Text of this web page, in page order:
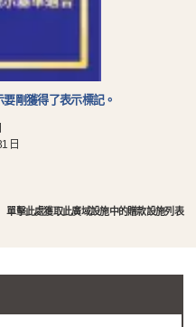
剛獲得了表示標記。
日
單擊此處獲取此廣域設施中的贈款設施列表